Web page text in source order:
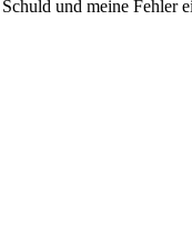
und meine Fehler